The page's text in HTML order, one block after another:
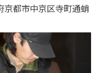
京都市中京区寺町通蛸